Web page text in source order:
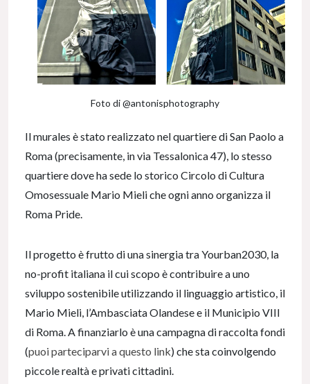
Foto di @antonisphotography
Il murales è stato realizzato nel quartiere di San Paolo a
Roma (precisamente, in via Tessalonica 47), lo stesso
quartiere dove ha sede lo storico Circolo di Cultura
Omosessuale Mario Mieli che ogni anno organizza il
Roma Pride.
Il progetto è frutto di una sinergia tra Yourban2030, la
no-profit italiana il cui scopo è contribuire a uno
sviluppo sostenibile utilizzando il linguaggio artistico, il
Mario Mieli, l’Ambasciata Olandese e il Municipio VIII
di Roma. A finanziarlo è una campagna di raccolta fondi
(puoi parteciparvi a questo link) che sta coinvolgendo
piccole realtà e privati cittadini.